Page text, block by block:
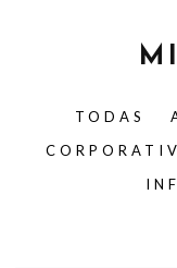
TODAS